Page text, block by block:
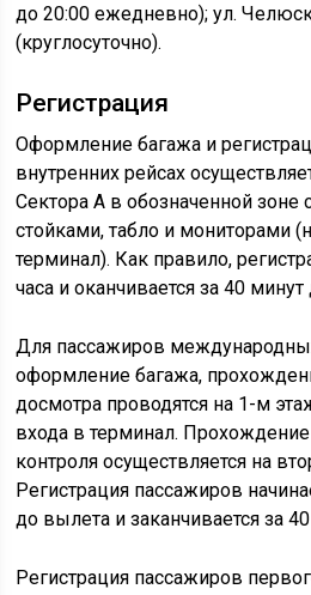
до 20:00 ежедневно); ул.
(круглосуточно).
Регистрация
Оформление багажа и
внутренних рейсах
Сектора А в обозначенной зоне
стойками, табло и мониторами
терминал). Как правило,
часа и оканчивается за 40
Для пассажиров
оформление багажа,
досмотра проводятся на 1-м
входа в терминал. Прохождение
контроля осуществляется на
Регистрация пассажиров
до вылета и заканчивается за
Регистрация пассажиров